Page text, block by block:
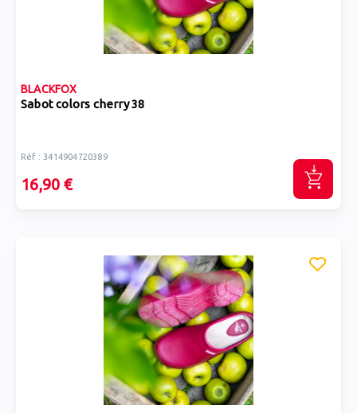
BLACKFOX
Sabot colors cherry 38
Réf : 3414904720389
16,90 €